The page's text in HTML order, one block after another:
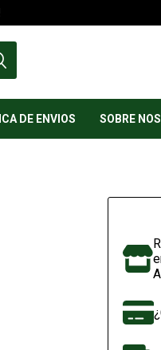
DE ENVIOS SOBRE